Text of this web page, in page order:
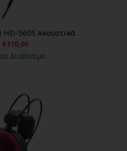
HD-560S Aκουστικά
€170,00
Διαθέσιμο